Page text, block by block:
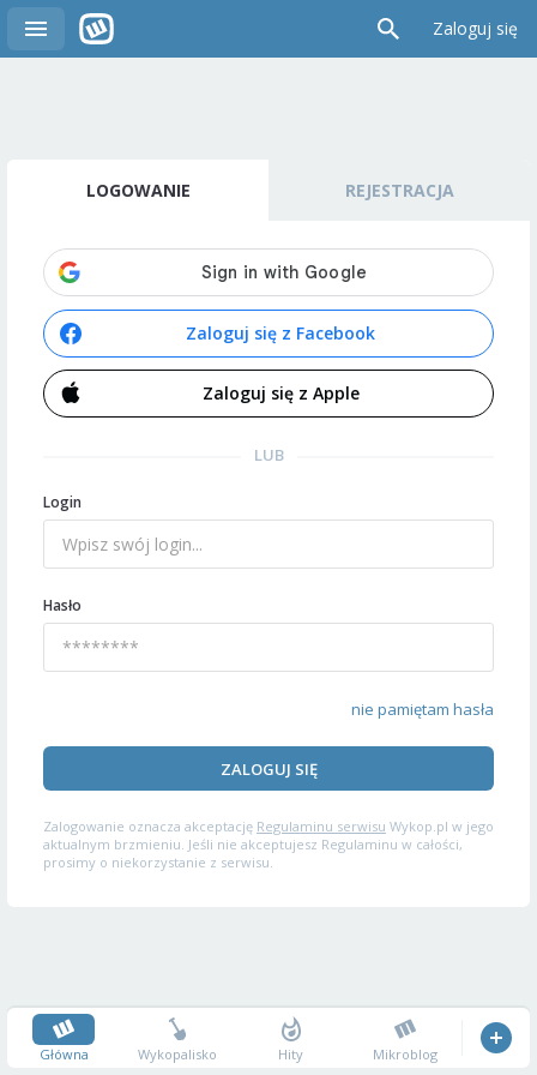
Zaloguj się
LOGOWANIE REJESTRACJA
Zaloguj się z Facebook
Zaloguj się z Apple
LUB
Login
Hasło
nie pamiętam hasła
ZALOGUJ SIĘ
Zalogowanie oznacza akceptację Regulaminu serwisu Wykop.pl w jego
aktualnym brzmieniu. Jeśli nie akceptujesz Regulaminu w całości,
prosimy o niekorzystanie z serwisu.
Główna Wykopalisko Hity Mikroblog